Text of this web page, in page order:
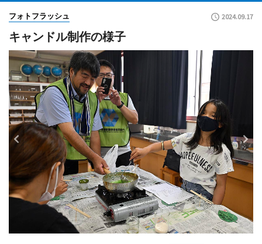
フォトフラッシュ 2024.09.17
キャンドル制作の様子